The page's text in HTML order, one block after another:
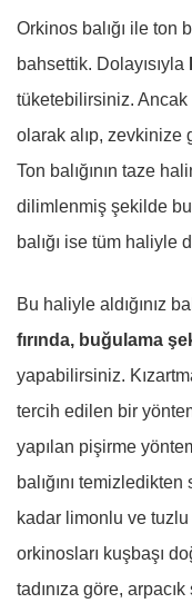
Orkinos balığı ile ton
bahsettik. Dolayısıyla
tüketebilirsiniz. Ancak
olarak alıp, zevkinize
Ton balığının taze
dilimlenmiş şekilde
balığı ise tüm haliyle
Bu haliyle aldığınız
fırında, buğulama
yapabilirsiniz.
tercih edilen bir
yapılan pişirme
balığını
kadar limonlu ve
orkinosları kuşbaşı
tadınıza göre,